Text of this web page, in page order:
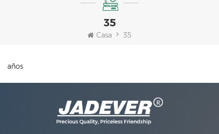
35
Casa 35
años